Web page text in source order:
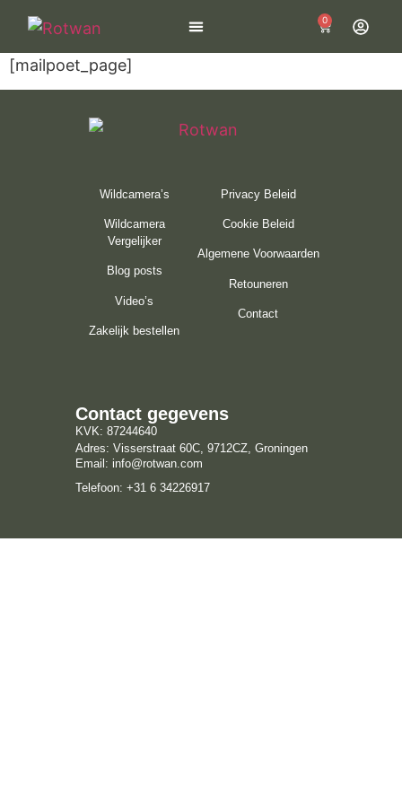
0
[mailpoet_page]
Wildcamera’s
Wildcamera
Vergelijker
Blog posts
Video’s
Zakelijk bestellen
Privacy Beleid
Cookie Beleid
Algemene Voorwaarden
Retouneren
Contact
Contact gegevens
KVK: 87244640
Adres: Visserstraat 60C, 9712CZ, Groningen
Email: info@rotwan.com
Telefoon: +31 6 34226917